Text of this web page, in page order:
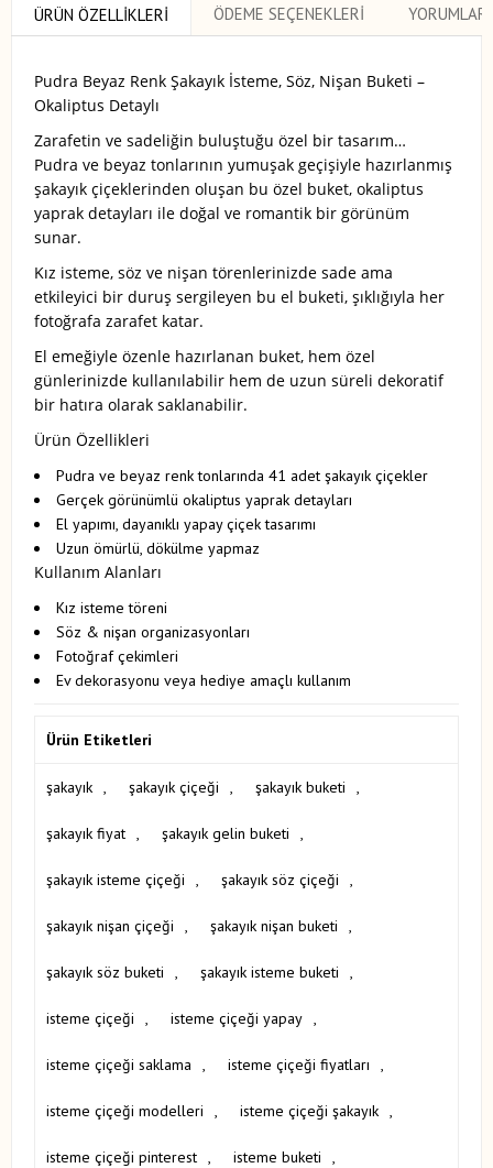
ÜRÜN ÖZELLIKLERI ÖDEME SEÇENEKLERI YORUMLAR
Pudra Beyaz Renk Şakayık İsteme, Söz, Nişan Buketi –
Okaliptus Detaylı
Zarafetin ve sadeliğin buluştuğu özel bir tasarım…
Pudra ve beyaz tonlarının yumuşak geçişiyle hazırlanmış
şakayık çiçeklerinden oluşan bu özel buket, okaliptus
yaprak detayları ile doğal ve romantik bir görünüm
sunar.
Kız isteme, söz ve nişan törenlerinizde sade ama
etkileyici bir duruş sergileyen bu el buketi, şıklığıyla her
fotoğrafa zarafet katar.
El emeğiyle özenle hazırlanan buket, hem özel
günlerinizde kullanılabilir hem de uzun süreli dekoratif
bir hatıra olarak saklanabilir.
Ürün Özellikleri
Pudra ve beyaz renk tonlarında 41 adet şakayık çiçekler
Gerçek görünümlü okaliptus yaprak detayları
El yapımı, dayanıklı yapay çiçek tasarımı
Uzun ömürlü, dökülme yapmaz
Kullanım Alanları
Kız isteme töreni
Söz & nişan organizasyonları
Fotoğraf çekimleri
Ev dekorasyonu veya hediye amaçlı kullanım
Ürün Etiketleri
şakayık , şakayık çiçeği , şakayık buketi ,
şakayık fiyat , şakayık gelin buketi ,
şakayık isteme çiçeği , şakayık söz çiçeği ,
şakayık nişan çiçeği , şakayık nişan buketi ,
şakayık söz buketi , şakayık isteme buketi ,
isteme çiçeği , isteme çiçeği yapay ,
isteme çiçeği saklama , isteme çiçeği fiyatları ,
isteme çiçeği modelleri , isteme çiçeği şakayık ,
isteme çiçeği pinterest , isteme buketi ,